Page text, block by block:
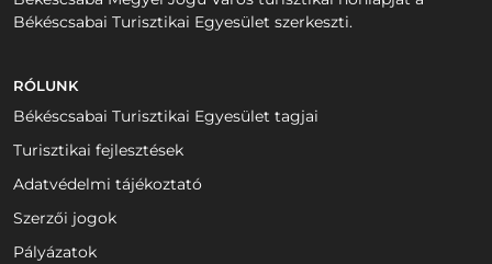
Békéscsabai Turisztikai Egyesület szerkeszti.
RÓLUNK
Békéscsabai Turisztikai Egyesület tagjai
Turisztikai fejlesztések
Adatvédelmi tájékoztató
Szerzői jogok
Pályázatok